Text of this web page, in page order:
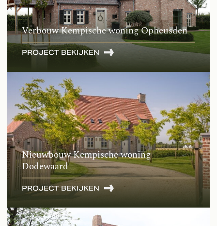
Verbouw Kempische woning Opheusden
PROJECT BEKIJKEN
Nieuwbouw Kempische woning
Dodewaard
PROJECT BEKIJKEN